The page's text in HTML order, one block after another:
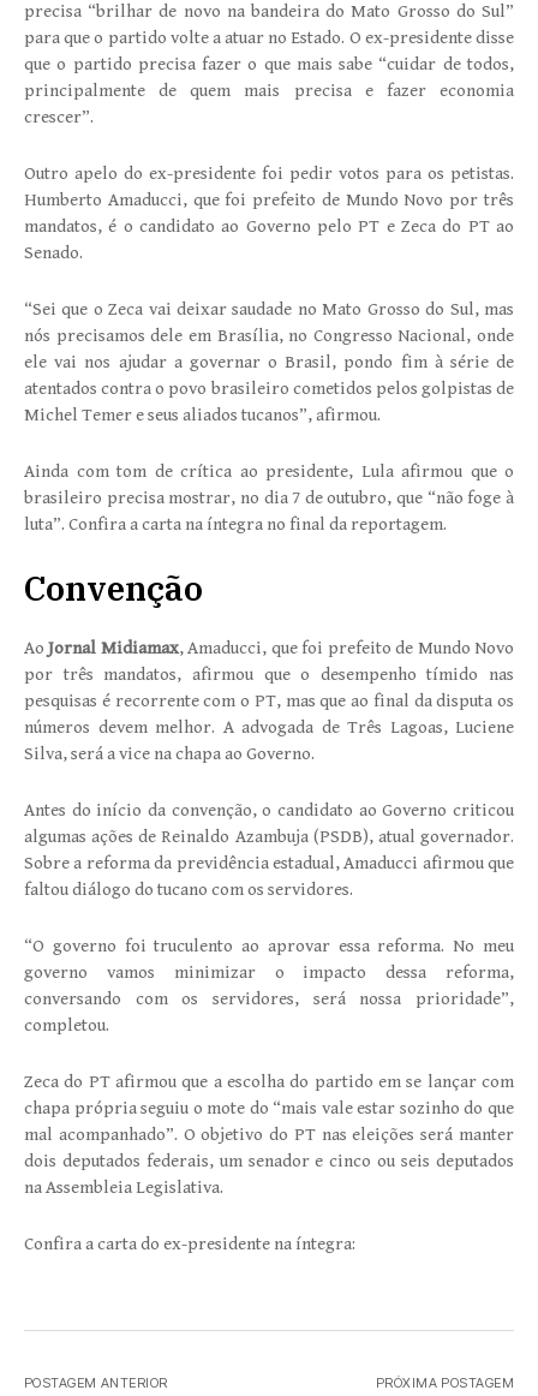
precisa “brilhar de novo na bandeira do Mato Grosso do Sul”
para que o partido volte a atuar no Estado. O ex-presidente disse
que o partido precisa fazer o que mais sabe “cuidar de todos,
principalmente de quem mais precisa e fazer economia
crescer”.
Outro apelo do ex-presidente foi pedir votos para os petistas.
Humberto Amaducci, que foi prefeito de Mundo Novo por três
mandatos, é o candidato ao Governo pelo PT e Zeca do PT ao
Senado.
“Sei que o Zeca vai deixar saudade no Mato Grosso do Sul, mas
nós precisamos dele em Brasília, no Congresso Nacional, onde
ele vai nos ajudar a governar o Brasil, pondo fim à série de
atentados contra o povo brasileiro cometidos pelos golpistas de
Michel Temer e seus aliados tucanos”, afirmou.
Ainda com tom de crítica ao presidente, Lula afirmou que o
brasileiro precisa mostrar, no dia 7 de outubro, que “não foge à
luta”. Confira a carta na íntegra no final da reportagem.
Convenção
AoJornal Midiamax, Amaducci, que foi prefeito de Mundo Novo
por três mandatos, afirmou que o desempenho tímido nas
pesquisas é recorrente com o PT, mas que ao final da disputa os
números devem melhor. A advogada de Três Lagoas, Luciene
Silva, será a vice na chapa ao Governo.
Antes do início da convenção, o candidato ao Governo criticou
algumas ações de Reinaldo Azambuja (PSDB), atual governador.
Sobre a reforma da previdência estadual, Amaducci afirmou que
faltou diálogo do tucano com os servidores.
“O governo foi truculento ao aprovar essa reforma. No meu
governo vamos minimizar o impacto dessa reforma,
conversando com os servidores, será nossa prioridade”,
completou.
Zeca do PT afirmou que a escolha do partido em se lançar com
chapa própria seguiu o mote do “mais vale estar sozinho do que
mal acompanhado”. O objetivo do PT nas eleições será manter
dois deputados federais, um senador e cinco ou seis deputados
na Assembleia Legislativa.
Confira a carta do ex-presidente na íntegra:
POSTAGEM ANTERIOR PRÓXIMA POSTAGEM